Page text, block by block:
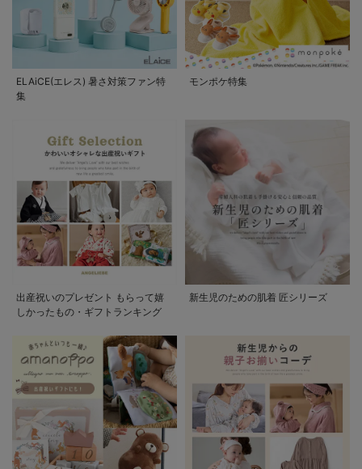
ELAiCE(エレス) 暑さ対策ファン特
集
モンポケ特集
出産祝いのプレゼント もらって嬉
しかったもの・ギフトランキング
新生児のための肌着 匠シリーズ